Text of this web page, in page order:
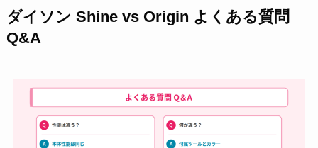
ダイソン Shine vs Origin よくある質問
Q&A